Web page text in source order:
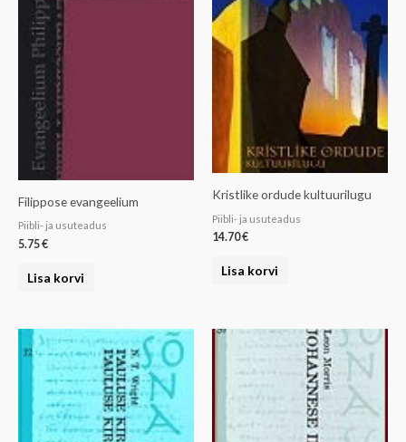
Filippose evangeelium
Piibli- ja usuteadus
5.75€
Lisa korvi
Kristlike ordude kultuurilugu
Piibli- ja usuteadus
14.70€
Lisa korvi